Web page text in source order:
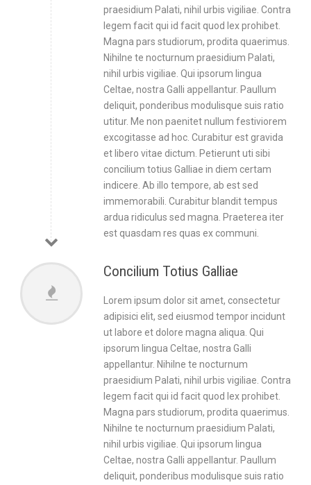
praesidium Palati, nihil urbis vigiliae. Contra
legem facit qui id facit quod lex prohibet.
Magna pars studiorum, prodita quaerimus.
Nihilne te nocturnum praesidium Palati,
nihil urbis vigiliae. Qui ipsorum lingua
Celtae, nostra Galli appellantur. Paullum
deliquit, ponderibus modulisque suis ratio
utitur. Me non paenitet nullum festiviorem
excogitasse ad hoc. Curabitur est gravida
et libero vitae dictum. Petierunt uti sibi
concilium totius Galliae in diem certam
indicere. Ab illo tempore, ab est sed
immemorabili. Curabitur blandit tempus
ardua ridiculus sed magna. Praeterea iter
est quasdam res quas ex communi.
Concilium Totius Galliae
Lorem ipsum dolor sit amet, consectetur
adipisici elit, sed eiusmod tempor incidunt
ut labore et dolore magna aliqua. Qui
ipsorum lingua Celtae, nostra Galli
appellantur. Nihilne te nocturnum
praesidium Palati, nihil urbis vigiliae. Contra
legem facit qui id facit quod lex prohibet.
Magna pars studiorum, prodita quaerimus.
Nihilne te nocturnum praesidium Palati,
nihil urbis vigiliae. Qui ipsorum lingua
Celtae, nostra Galli appellantur. Paullum
deliquit, ponderibus modulisque suis ratio